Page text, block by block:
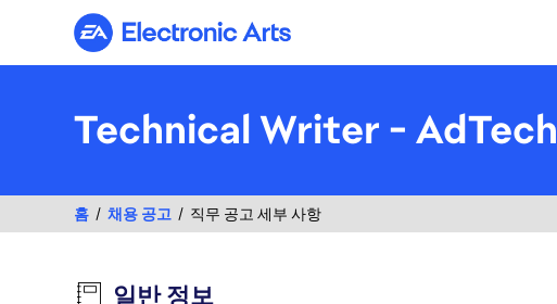
Electronic Arts
Technical Writer - AdTech
홈 채용 공고 직무 공고 세부 사항
일반 정보